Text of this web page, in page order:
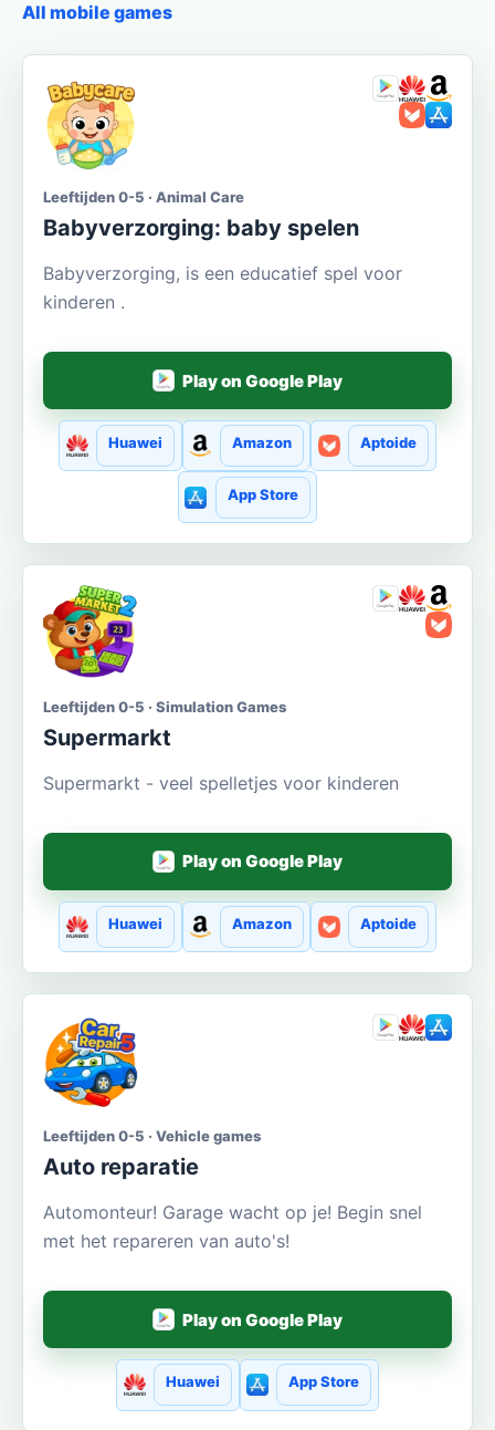
All mobile games
Leeftijden 0-5 · Animal Care
Babyverzorging: baby spelen
Babyverzorging, is een educatief spel voor
kinderen .
Play on Google Play
Huawei Amazon Aptoide
App Store
Leeftijden 0-5 · Simulation Games
Supermarkt
Supermarkt - veel spelletjes voor kinderen
Play on Google Play
Huawei Amazon Aptoide
Leeftijden 0-5 · Vehicle games
Auto reparatie
Automonteur! Garage wacht op je! Begin snel
met het repareren van auto's!
Play on Google Play
Huawei App Store